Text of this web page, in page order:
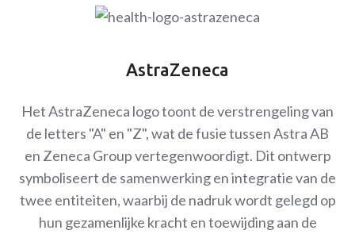
AstraZeneca
Het AstraZeneca logo toont de verstrengeling van
de letters "A" en "Z", wat de fusie tussen Astra AB
en Zeneca Group vertegenwoordigt. Dit ontwerp
symboliseert de samenwerking en integratie van de
twee entiteiten, waarbij de nadruk wordt gelegd op
hun gezamenlijke kracht en toewijding aan de